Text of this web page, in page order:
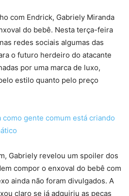
com Endrick, Gabriely Miranda
do bebê. Nesta terça-feira
redes sociais algumas das
o futuro herdeiro do atacante
por uma marca de luxo,
estilo quanto pelo preço
como gente comum está criando
Gabriely revelou um spoiler dos
compor o enxoval do bebê com
ainda não foram divulgados. A
claro se já adquiriu as peças